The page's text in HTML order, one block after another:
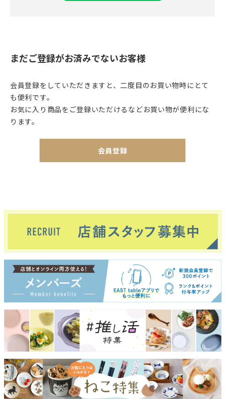
まだご登録がお済みでないお客様
会員登録をしていただきますと、二度目のお買い物時にとて
も便利です。
お気に入り商品をご登録いただけるなどお買い物が便利にな
ります。
会員登録